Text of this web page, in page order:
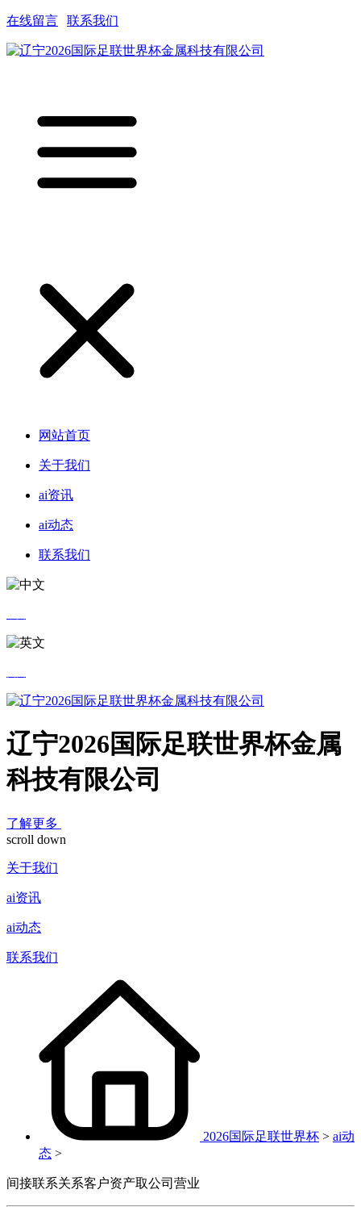
在线留言 联系我们
网站首页
关于我们
ai资讯
ai动态
联系我们
辽宁2026国际足联世界杯金属
科技有限公司
了解更多
scroll down
关于我们
ai资讯
ai动态
联系我们
2026国际足联世界杯 > ai动
态 >
间接联系关系客户资产取公司营业